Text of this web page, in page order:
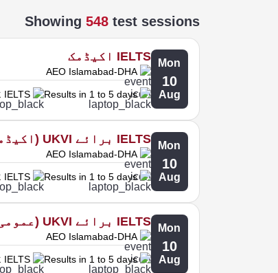
Showing 548 test sessions
Mon
10
Aug
IELTS اکیڈمک
AEO Islamabad-DHA
Results in 1 to 5 days IELTS کمپیوٹر پر
Mon
10
Aug
IELTS برائے UKVI (اکیڈمک)
AEO Islamabad-DHA
Results in 1 to 5 days IELTS کمپیوٹر پر
Mon
10
Aug
IELTS برائے UKVI (عمومی تربیت)
AEO Islamabad-DHA
Results in 1 to 5 days IELTS کمپیوٹر پر